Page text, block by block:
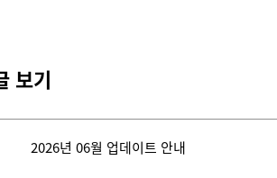
보기
2026년 06월 업데이트 안내